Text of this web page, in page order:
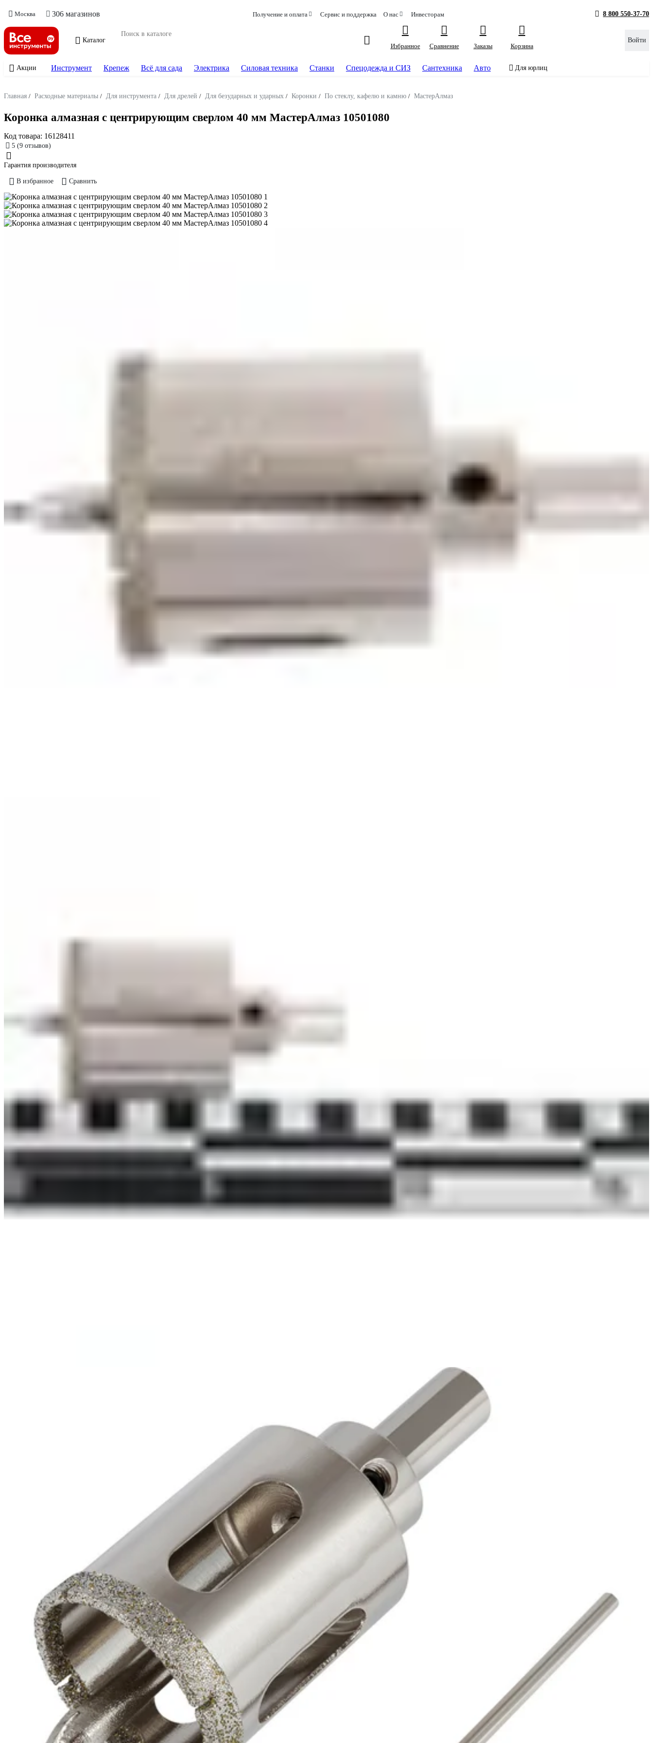
Москва 306 магазинов Получение и оплата Сервис и поддержка О нас Инвесторам 8 800 550-37-70
Каталог
Избранное
Сравнение Заказы Корзина
Войти
Акции Инструмент Крепеж Всё для сада Электрика Силовая техника Станки Спецодежда и СИЗ Сантехника Авто Для юрлиц
Главная / Расходные материалы / Для инструмента / Для дрелей / Для безударных и ударных / Коронки / По стеклу, кафелю и камню / МастерАлмаз
Коронка алмазная с центрирующим сверлом 40 мм МастерАлмаз 10501080
Код товара: 16128411
5 (9 отзывов)
Гарантия производителя
В избранное Сравнить